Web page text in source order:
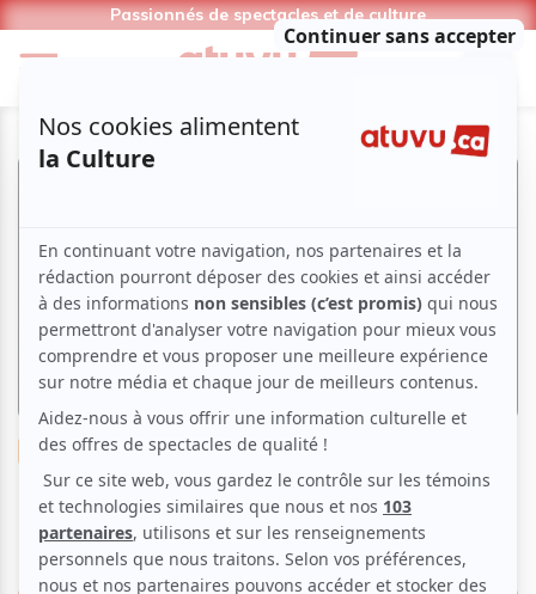
Passionnés de spectacles et de culture
Musique Opéra
La lettre au général Franco